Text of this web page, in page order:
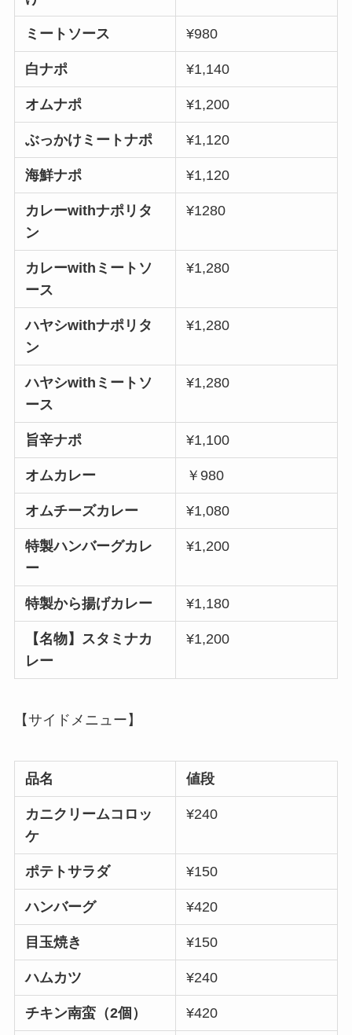
ミートソース ¥980
白ナポ ¥1,140
オムナポ ¥1,200
ぶっかけミートナポ ¥1,120
海鮮ナポ ¥1,120
カレーwithナポ リタ
ン
¥1280
カレーwith ミート ソ
ース
¥1,280
ハヤシwithナポリタ
ン
¥1,280
ハヤシwithミートソ
ース
¥1,280
旨辛ナポ ¥1,100
オムカレー ￥980
オムチーズカレー ¥1,080
特製ハンバーグカレ
ー
¥1,200
特製から揚げカレー ¥1,180
【名物】スタミナカ
レー
¥1,200
【サイドメニュー】
品名 値段
カニクリームコロッ
ケ
¥240
ポテトサラダ ¥150
ハンバーグ ¥420
目玉焼き ¥150
ハムカツ ¥240
チキン南蛮（2個） ¥420